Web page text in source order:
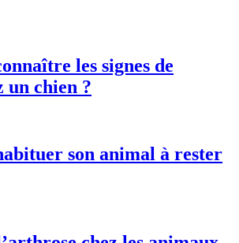
les signes de
un chien ?
son animal à rester